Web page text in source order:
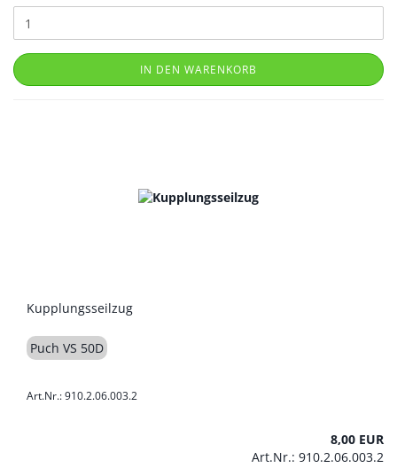
IN DEN WARENKORB
Kupplungsseilzug
Puch VS 50D
Art.Nr.: 910.2.06.003.2
8,00 EUR
Art.Nr.: 910.2.06.003.2